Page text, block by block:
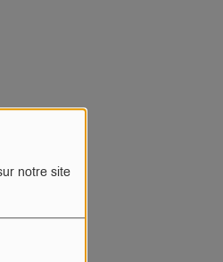
notre site